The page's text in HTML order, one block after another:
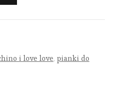
i love love, pianki do